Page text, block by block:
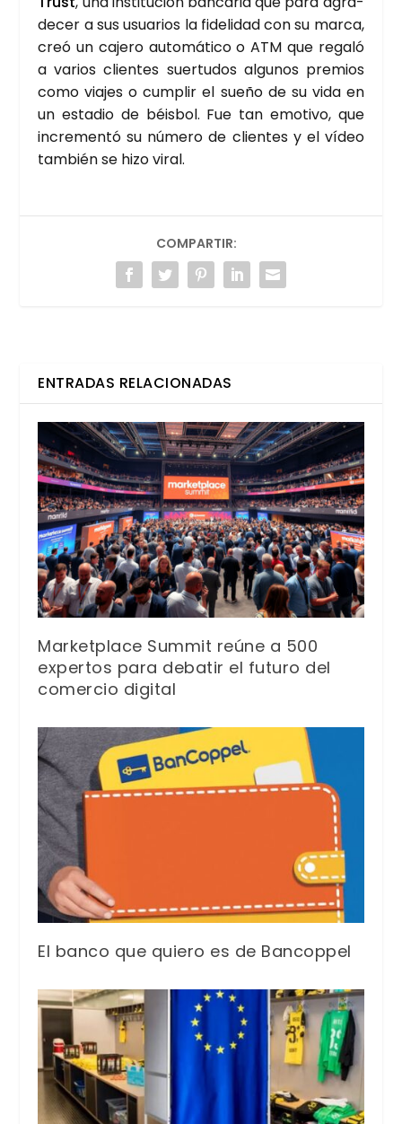
de­cer a sus usua­rios la fide­li­dad con su mar­ca,
creó un caje­ro auto­má­ti­co o ATM que rega­ló
a varios clien­tes suer­tu­dos algu­nos pre­mios
como via­jes o cum­plir el sue­ño de su vida en
un esta­dio de béis­bol. Fue tan emo­ti­vo, que
incre­men­tó su núme­ro de clien­tes y el vídeo
tam­bién se hizo viral.
COMPARTIR:
ENTRADAS RELACIONADAS
Marketplace Summit reúne a 500
expertos para debatir el futuro del
comercio digital
El banco que quiero es de Bancoppel